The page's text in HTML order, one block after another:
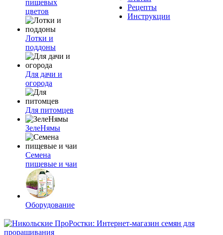
пищевых
цветов
Лотки и
поддоны
Для дачи и
огорода
Для питомцев
ЗелеНямы
Семена
пищевые и чаи
Оборудование
Рецепты
Инструкции